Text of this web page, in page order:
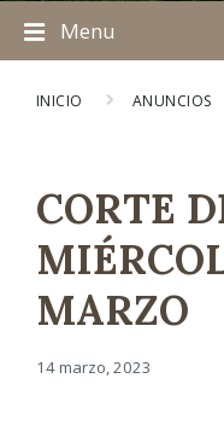
Menu
INICIO ANUNCIOS
CORTE
MARZO
14 marzo, 2023